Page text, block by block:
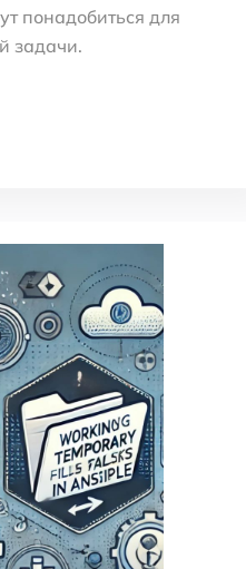
понадобиться для
задачи.